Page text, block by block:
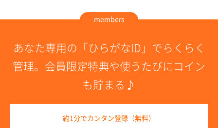
members
あなた専用の「ひらがなID」でらくらく
管理。 会員限定特典や使うたびにコイン
も貯まる♪
約1分でカンタン登録（無料）